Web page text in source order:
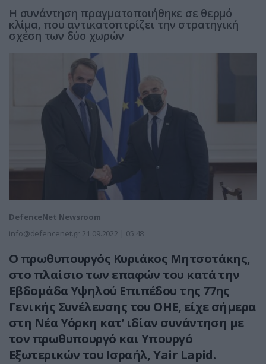
Η συνάντηση πραγματοποιήθηκε σε θερμό
κλίμα, που αντικατοπτρίζει την στρατηγική
σχέση των δύο χωρών
DefenceNet Newsroom
info@defencenet.gr 21.09.2022 | 05:48
Ο πρωθυπουργός Κυριάκος Μητσοτάκης,
στο πλαίσιο των επαφών του κατά την
Εβδομάδα Υψηλού Επιπέδου της 77ης
Γενικής Συνέλευσης του ΟΗΕ, είχε σήμερα
στη Νέα Υόρκη κατ’ ιδίαν συνάντηση με
τον πρωθυπουργό και Υπουργό
Εξωτερικών του Ισραήλ, Υair Lapid.